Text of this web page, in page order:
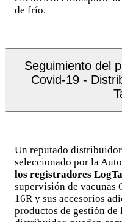
de frío.
Seguimiento del
Covid-19 -
Un reputado
seleccionado por la
los registradores
supervisión de vacunas
16R y sus accesorios
productos de gestión de